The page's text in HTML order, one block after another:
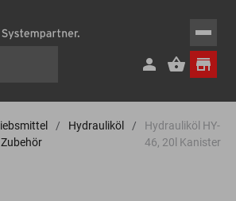
Hydrauliköl
Hydrauliköl HY-
46, 20l Kanister